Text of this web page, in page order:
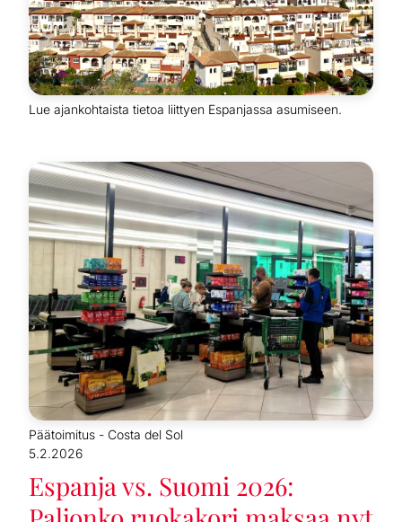
Lue ajankohtaista tietoa liittyen Espanjassa asumiseen.
Päätoimitus - Costa del Sol
5.2.2026
Espanja vs. Suomi 2026: